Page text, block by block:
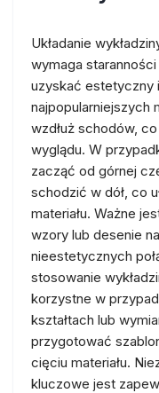
Układanie
wymaga
uzyskać estetyczny
najpopularniejszych
wzdłuż schodów,
wyglądu. W
zacząć od górnej
schodzić w dół, co
materiału. Ważne
wzory lub desenie
nieestetycznych
stosowanie
korzystne w
kształtach lub
przygotować
cięciu materiału.
kluczowe jest